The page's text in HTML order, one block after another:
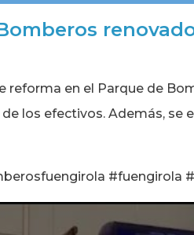
reforma en el Parque de
los efectivos. Además,
#fuengirola